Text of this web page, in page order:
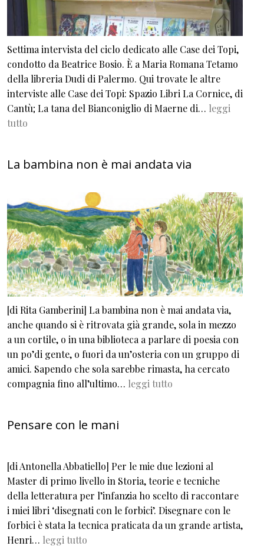
Settima intervista del ciclo dedicato alle Case dei Topi,
condotto da Beatrice Bosio. È a Maria Romana Tetamo
della libreria Dudi di Palermo. Qui trovate le altre
interviste alle Case dei Topi: Spazio Libri La Cornice, di
Cantù; La tana del Bianconiglio di Maerne di… leggi
tutto
La bambina non è mai andata via
[di Rita Gamberini] La bambina non è mai andata via,
anche quando si è ritrovata già grande, sola in mezzo
a un cortile, o in una biblioteca a parlare di poesia con
un po’di gente, o fuori da un’osteria con un gruppo di
amici. Sapendo che sola sarebbe rimasta, ha cercato
compagnia fino all’ultimo… leggi tutto
Pensare con le mani
[di Antonella Abbatiello] Per le mie due lezioni al
Master di primo livello in Storia, teorie e tecniche
della letteratura per l’infanzia ho scelto di raccontare
i miei libri ‘disegnati con le forbici’. Disegnare con le
forbici è stata la tecnica praticata da un grande artista,
Henri… leggi tutto